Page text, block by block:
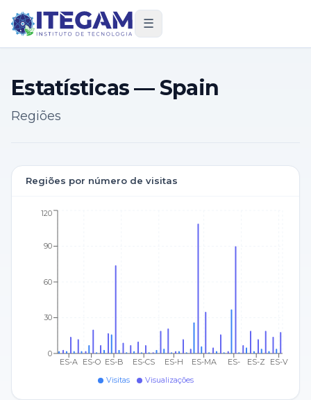
☰
Estatísticas — Spain
Regiões
Regiões por número de visitas
ES-A ES-O ES-B ES-CS ES-H ES-MA ES- ES-Z ES-V
0
30
60
90
120
Visitas Visualizações